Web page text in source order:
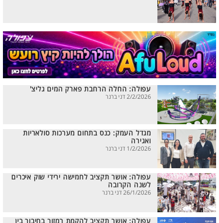
עפולה: החלה הרחבת פארק המים גליצ'
2/2/2026 דני ברנר
מגדל העמק: כנס בתחום מערכות סולאריות
ואגירה
1/2/2026 דני ברנר
עפולה: אושר תקציב לחמישה ירידי שוק איכרים
לשנה הקרובה
26/1/2026 דני ברנר
עפולה: אושר תקציב להקמת רמזור בחיבור בין